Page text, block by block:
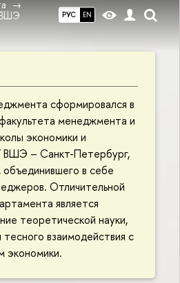
РУС EN
ВШЭ
сформировался в
менеджмента и
экономики и
– Санкт-Петербург,
в себе
Отличительной
является
теоретической науки,
тесного взаимодействия с
экономики.